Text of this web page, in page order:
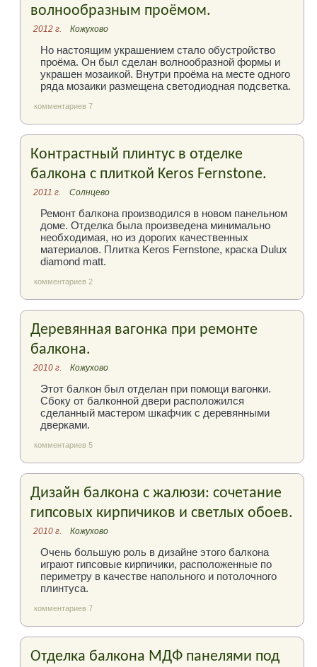
волнообразным проёмом.
2012 г. Кожухово
Но настоящим украшением стало обустройство
проёма. Он был сделан волнообразной формы и
украшен мозаикой. Внутри проёма на месте одного
ряда мозаики размещена светодиодная подсветка.
комментариев 7
Контрастный плинтус в отделке
балкона с плиткой Keros Fernstone.
2011 г. Солнцево
Ремонт балкона производился в новом панельном
доме. Отделка была произведена минимально
необходимая, но из дорогих качественных
материалов. Плитка Keros Fernstone, краска Dulux
diamond matt.
комментариев 2
Деревянная вагонка при ремонте
балкона.
2010 г. Кожухово
Этот балкон был отделан при помощи вагонки.
Сбоку от балконной двери расположился
сделанный мастером шкафчик с деревянными
дверками.
комментариев 5
Дизайн балкона с жалюзи: сочетание
гипсовых кирпичиков и светлых обоев.
2010 г. Кожухово
Очень большую роль в дизайне этого балкона
играют гипсовые кирпичики, расположенные по
периметру в качестве напольного и потолочного
плинтуса.
комментариев 7
Отделка балкона МДФ панелями под